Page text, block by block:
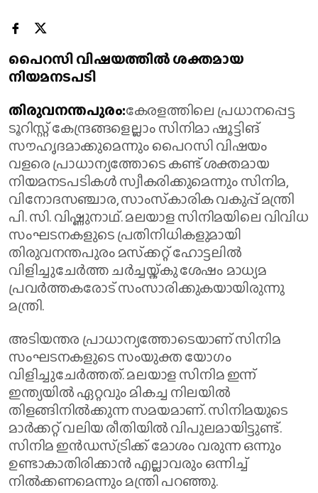
പൈറസി വിഷയത്തിൽ ശക്തമായ
നിയമനടപടി
തിരുവനന്തപുരം:കേരളത്തിലെ പ്രധാനപ്പെട്ട
ടൂറിസ്റ്റ് കേന്ദ്രങ്ങളെല്ലാം സിനിമാ ഷൂട്ടിങ്
സൗഹൃദമാക്കുമെന്നും പൈറസി വിഷയം
വളരെ പ്രാധാന്യത്തോടെ കണ്ട് ശക്തമായ
നിയമനടപടികൾ സ്വീകരിക്കുമെന്നും സിനിമ,
വിനോദസഞ്ചാര, സാംസ്‌കാരിക വകുപ്പ് മന്ത്രി
പി. സി. വിഷ്ണുനാഥ്. മലയാള സിനിമയിലെ വിവിധ
സംഘടനകളുടെ പ്രതിനിധികളുമായി
തിരുവനന്തപുരം മസ്‌ക്കറ്റ് ഹോട്ടലിൽ
വിളിച്ചുചേർത്ത ചർച്ചയ്ക്കു ശേഷം മാധ്യമ
പ്രവർത്തകരോട് സംസാരിക്കുകയായിരുന്നു
മന്ത്രി.
അടിയന്തര പ്രാധാന്യത്തോടെയാണ് സിനിമ
സംഘടനകളുടെ സംയുക്ത യോഗം
വിളിച്ചുചേർത്തത്. മലയാള സിനിമ ഇന്ന്
ഇന്ത്യയിൽ ഏറ്റവും മികച്ച നിലയിൽ
തിളങ്ങിനിൽക്കുന്ന സമയമാണ്. സിനിമയുടെ
മാർക്കറ്റ് വലിയ രീതിയിൽ വിപുലമായിട്ടുണ്ട്.
സിനിമ ഇൻഡസ്ട്രിക്ക് മോശം വരുന്ന ഒന്നും
ഉണ്ടാകാതിരിക്കാൻ എല്ലാവരും ഒന്നിച്ച്
നിൽക്കണമെന്നും മന്ത്രി പറഞ്ഞു.